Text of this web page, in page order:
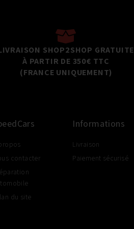
SHOP2SHOP GRATUITE
À PARTIR DE 350€ TTC
(FRANCE UNIQUEMENT)
contacter
du site
Informations
Livraison
Paiement sécurisé